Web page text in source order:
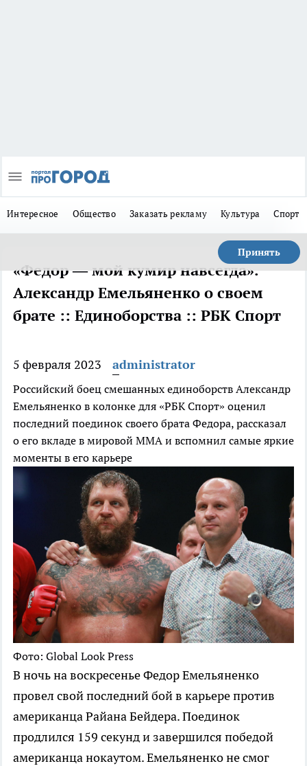
Интересное Общество Заказать рекламу Культура Спорт
Принять
«Федор — мой кумир навсегда».
Александр Емельяненко о своем
брате :: Единоборства :: РБК Спорт
5 февраля 2023 administrator
Российский боец смешанных единоборств Александр
Емельяненко в колонке для «РБК Спорт» оценил
последний поединок своего брата Федора, рассказал
о его вкладе в мировой ММА и вспомнил самые яркие
моменты в его карьере
Фото: Global Look Press
В ночь на воскресенье Федор Емельяненко
провел свой последний бой в карьере против
американца Райана Бейдера. Поединок
продлился 159 секунд и завершился победой
американца нокаутом. Емельяненко не смог